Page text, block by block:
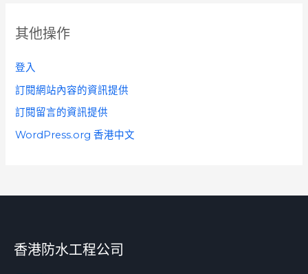
其他操作
登入
訂閱網站內容的資訊提供
訂閱留言的資訊提供
WordPress.org 香港中文
香港防水工程公司